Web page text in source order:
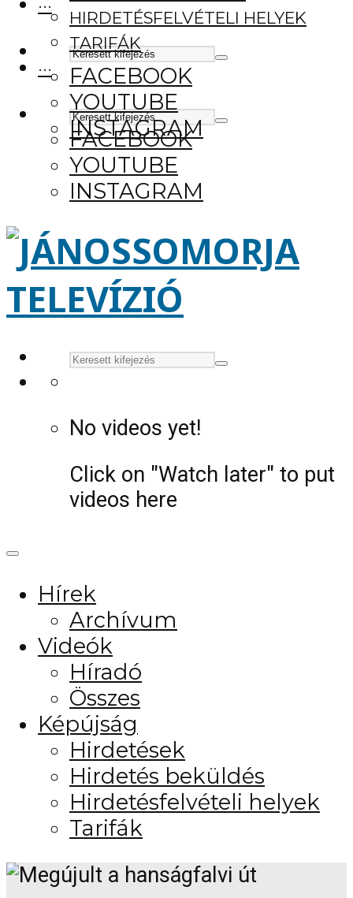
···
FACEBOOK
YOUTUBE
INSTAGRAM
HIRDETÉSFELVÉTELI HELYEK
TARIFÁK
···
FACEBOOK
YOUTUBE
INSTAGRAM
No videos yet!
Click on "Watch later" to put
videos here
Hírek
Archívum
Videók
Híradó
Összes
Képújság
Hirdetések
Hirdetés beküldés
Hirdetésfelvételi helyek
Tarifák